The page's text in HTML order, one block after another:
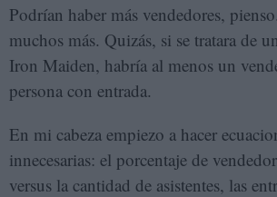
Podrían haber más vendedores,
muchos más. Quizás, si se tratara de
Iron Maiden, habría al menos un
persona con entrada.
En mi cabeza empiezo a hacer
innecesarias: el porcentaje de
versus la cantidad de asistentes, las